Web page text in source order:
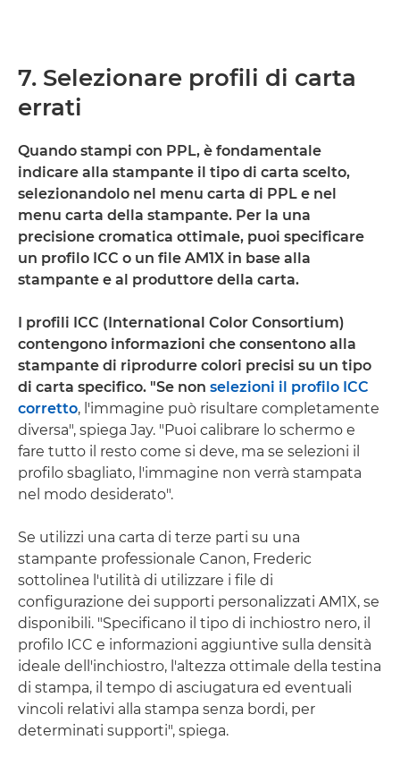
7. Selezionare profili di carta
errati
Quando stampi con PPL, è fondamentale
indicare alla stampante il tipo di carta scelto,
selezionandolo nel menu carta di PPL e nel
menu carta della stampante. Per la una
precisione cromatica ottimale, puoi specificare
un profilo ICC o un file AM1X in base alla
stampante e al produttore della carta.
I profili ICC (International Color Consortium)
contengono informazioni che consentono alla
stampante di riprodurre colori precisi su un tipo
di carta specifico. "Se non selezioni il profilo ICC
corretto, l'immagine può risultare completamente
diversa", spiega Jay. "Puoi calibrare lo schermo e
fare tutto il resto come si deve, ma se selezioni il
profilo sbagliato, l'immagine non verrà stampata
nel modo desiderato".
Se utilizzi una carta di terze parti su una
stampante professionale Canon, Frederic
sottolinea l'utilità di utilizzare i file di
configurazione dei supporti personalizzati AM1X, se
disponibili. "Specificano il tipo di inchiostro nero, il
profilo ICC e informazioni aggiuntive sulla densità
ideale dell'inchiostro, l'altezza ottimale della testina
di stampa, il tempo di asciugatura ed eventuali
vincoli relativi alla stampa senza bordi, per
determinati supporti", spiega.